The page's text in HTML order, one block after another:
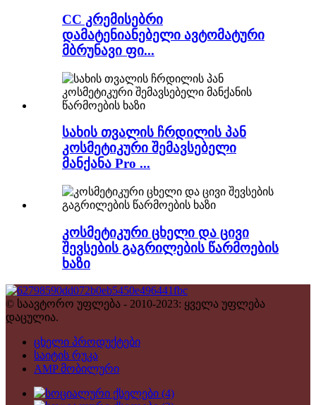
CC კრემისებრი
დამატენიანებელი ავტომატური
მბრუნავი ფი...
სახის თვალის ჩრდილის პან
კოსმეტიკური შემავსებელი
მანქანა Pro ...
კოსმეტიკური ცხელი და ცივი
შევსების გაგრილების წარმოების
ხაზი
© საავტორო უფლება - 2010-2023: ყველა უფლება
დაცულია.
ცხელი პროდუქტები
საიტის რუკა
AMP მობილური